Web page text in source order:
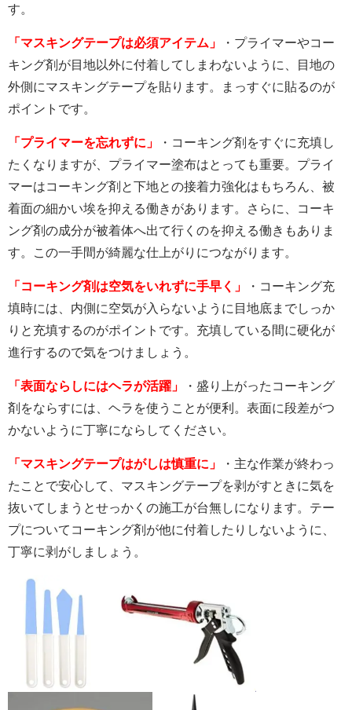
す。
「マスキングテープは必須アイテム」
・プライマーやコー
キング剤が目地以外に付着してしまわないように、目地の
外側にマスキングテープを貼ります。まっすぐに貼るのが
ポイントです。
「プライマーを忘れずに」
・コーキング剤をすぐに充填し
たくなりますが、プライマー塗布はとっても重要。プライ
マーはコーキング剤と下地との接着力強化はもちろん、被
着面の細かい埃を抑える働きがあります。さらに、コーキ
ング剤の成分が被着体へ出て行くのを抑える働きもありま
す。この一手間が綺麗な仕上がりにつながります。
「コーキング剤は空気をいれずに手早く」
・コーキング充
填時には、内側に空気が入らないように目地底までしっか
りと充填するのがポイントです。充填している間に硬化が
進行するので気をつけましょう。
「表面ならしにはヘラが活躍」
・盛り上がったコーキング
剤をならすには、ヘラを使うことが便利。表面に段差がつ
かないように丁寧にならしてください。
「マスキングテープはがしは慎重に」
・主な作業が終わっ
たことで安心して、マスキングテープを剥がすときに気を
抜いてしまうとせっかくの施工が台無しになります。テー
プについてコーキング剤が他に付着したりしないように、
丁寧に剥がしましょう。